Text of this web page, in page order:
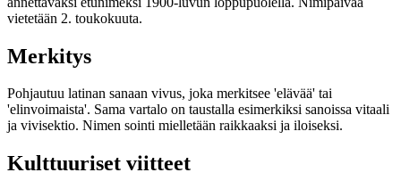
vietetään 2. toukokuuta.
Merkitys
Pohjautuu latinan sanaan vivus, joka merkitsee 'elävää' tai
'elinvoimaista'. Sama vartalo on taustalla esimerkiksi sanoissa vitaali
ja vivisektio. Nimen sointi mielletään raikkaaksi ja iloiseksi.
Kulttuuriset viitteet